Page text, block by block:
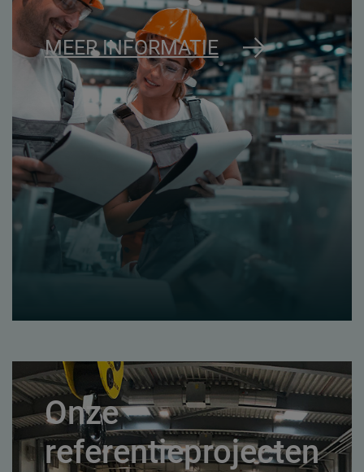
MEER INFORMATIE
Onze
referentieprojecten